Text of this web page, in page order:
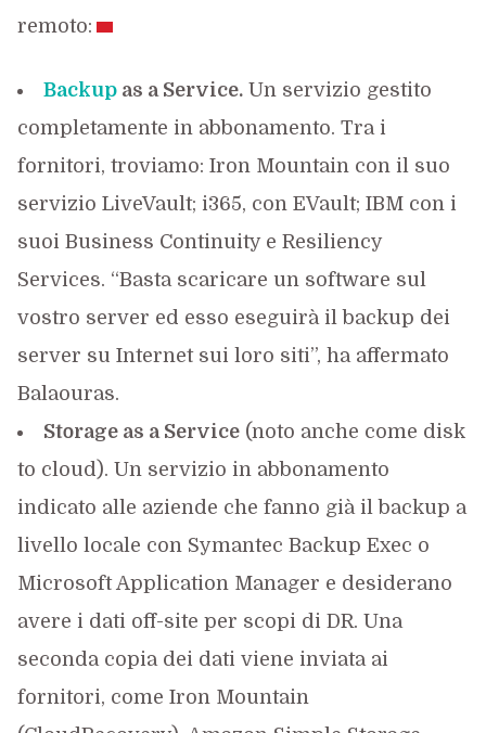
remoto:
Backupas a Service.Un servizio gestito
completamente in abbonamento. Tra i
fornitori, troviamo: Iron Mountain con il suo
servizio LiveVault; i365, con EVault; IBM con i
suoi Business Continuity e Resiliency
Services. “Basta scaricare un software sul
vostro server ed esso eseguirà il backup dei
server su Internet sui loro siti”, ha affermato
Balaouras.
Storage as a Service(noto anche come disk
to cloud). Un servizio in abbonamento
indicato alle aziende che fanno già il backup a
livello locale con Symantec Backup Exec o
Microsoft Application Manager e desiderano
avere i dati off-site per scopi di DR. Una
seconda copia dei dati viene inviata ai
fornitori, come Iron Mountain